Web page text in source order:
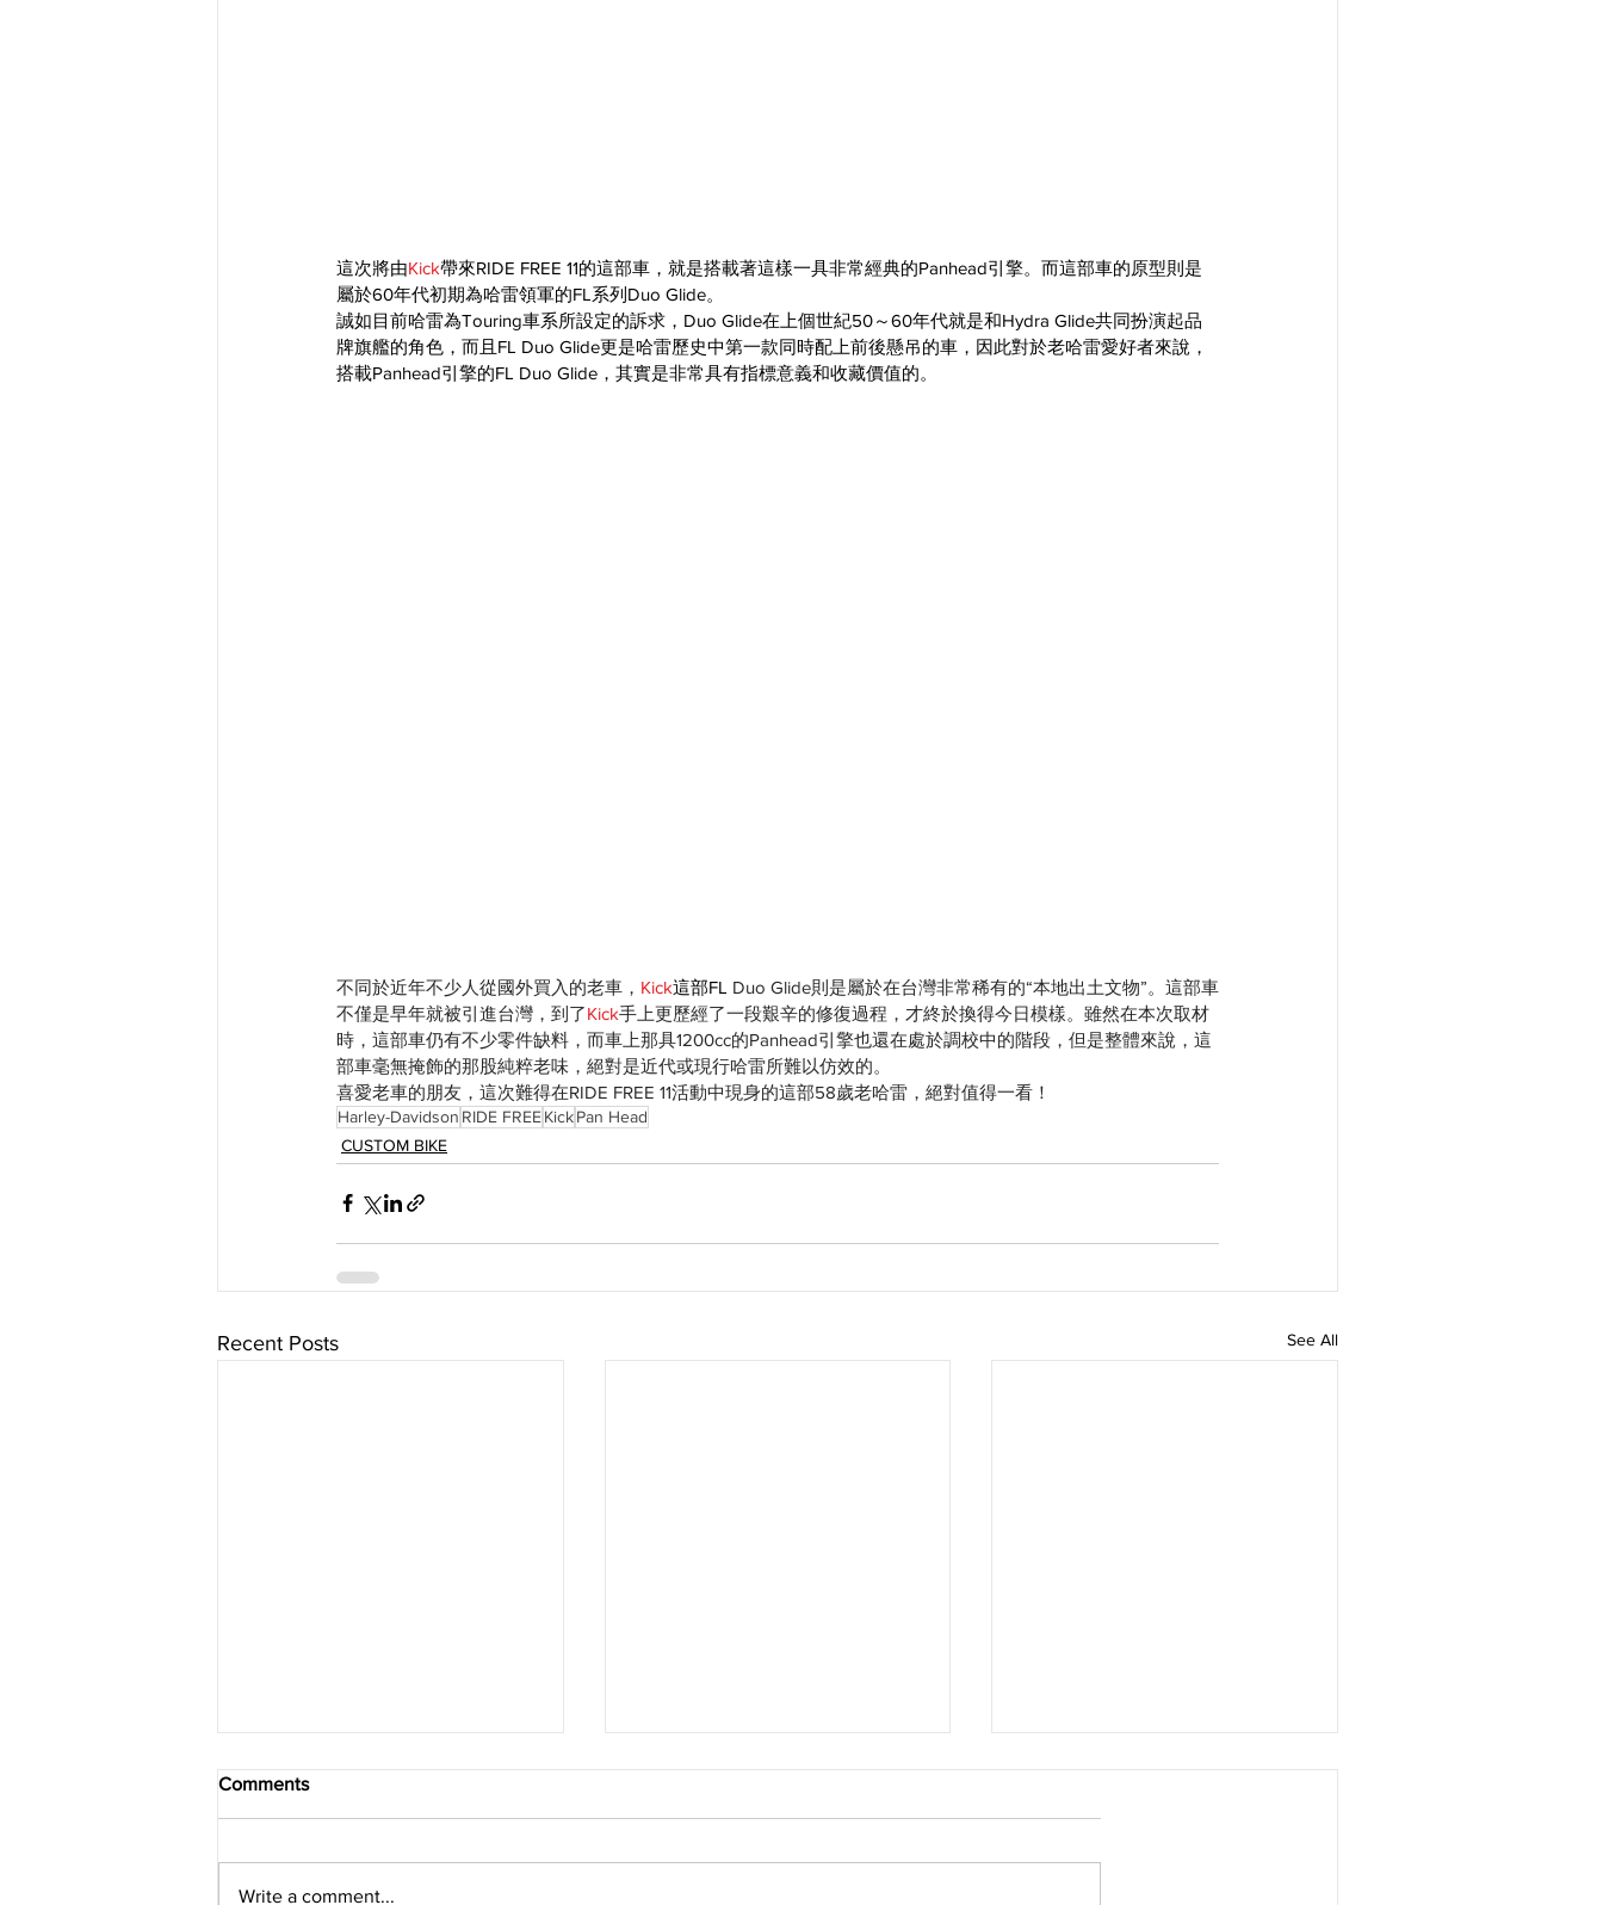
這次將由Kick帶來RIDE FREE 11的這部車，就是搭載著這樣一具非常經典的Panhead引擎。而這部車的原型則是
屬於60年代初期為哈雷領軍的FL系列Duo Glide。
誠如目前哈雷為Touring車系所設定的訴求，Duo Glide在上個世紀50～60年代就是和Hydra Glide共同扮演起品
牌旗艦的角色，而且FL Duo Glide更是哈雷歷史中第一款同時配上前後懸吊的車，因此對於老哈雷愛好者來說，
搭載Panhead引擎的FL Duo Glide，其實是非常具有指標意義和收藏價值的。
不同於近年不少人從國外買入的老車， Kick這部FL Duo Glide則是屬於在台灣非常稀有的“本地出土文物”。這部車
不僅是早年就被引進台灣，到了Kick手上更歷經了一段艱辛的修復過程，才終於換得今日模樣。雖然在本次取材
時，這部車仍有不少零件缺料，而車上那具1200cc的Panhead引擎也還在處於調校中的階段，但是整體來說，這
部車毫無掩飾的那股純粹老味，絕對是近代或現行哈雷所難以仿效的。
喜愛老車的朋友，這次難得在RIDE FREE 11活動中現身的這部58歲老哈雷，絕對值得一看！
Harley-Davidson RIDE FREEKickPan Head
CUSTOM BIKE
Recent Posts See All
Comments
Write a comment...